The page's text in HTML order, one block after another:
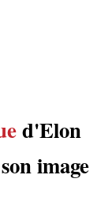
d'Elon
image